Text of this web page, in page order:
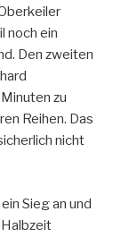
noch ein
Den zweiten
zu
Reihen. Das
nicht
Sieg an und